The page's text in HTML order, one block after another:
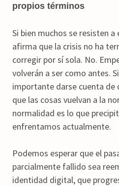
propios términos
Si bien muchos se resisten
afirma que la crisis no ha
corregir por sí sola. No.
volverán a ser como antes.
importante darse cuenta de
que las cosas vuelvan a la
normalidad es lo que
enfrentamos actualmente.
Podemos esperar que el
parcialmente fallido sea
identidad digital, que